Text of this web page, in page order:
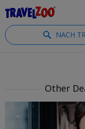
NACH
Other